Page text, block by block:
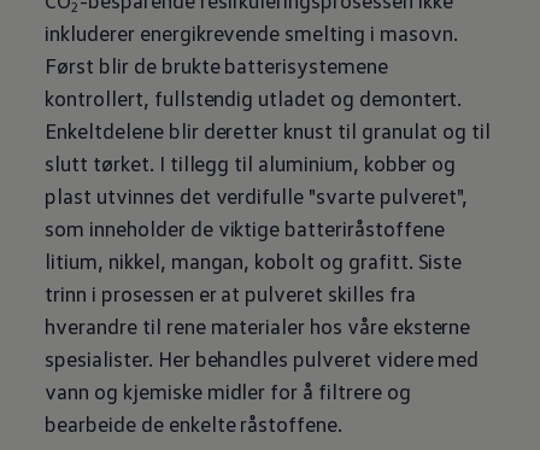
2
inkluderer energikrevende smelting i masovn.
Først blir de brukte batterisystemene
kontrollert, fullstendig utladet og demontert.
Enkeltdelene blir deretter knust til granulat og til
slutt tørket. I tillegg til aluminium, kobber og
plast utvinnes det verdifulle "svarte pulveret",
som inneholder de viktige batteriråstoffene
litium, nikkel, mangan, kobolt og grafitt. Siste
trinn i prosessen er at pulveret skilles fra
hverandre til rene materialer hos våre eksterne
spesialister. Her behandles pulveret videre med
vann og kjemiske midler for å filtrere og
bearbeide de enkelte råstoffene.